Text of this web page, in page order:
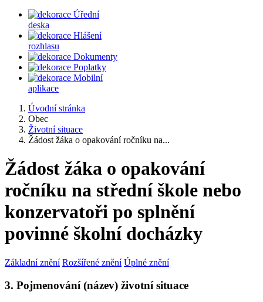
Úřední
deska
Hlášení
rozhlasu
Dokumenty
Poplatky
Mobilní
aplikace
Úvodní stránka
Obec
Životní situace
Žádost žáka o opakování ročníku na...
Žádost žáka o opakování
ročníku na střední škole nebo
konzervatoři po splnění
povinné školní docházky
Základní znění Rozšířené znění Úplné znění
3. Pojmenování (název) životní situace